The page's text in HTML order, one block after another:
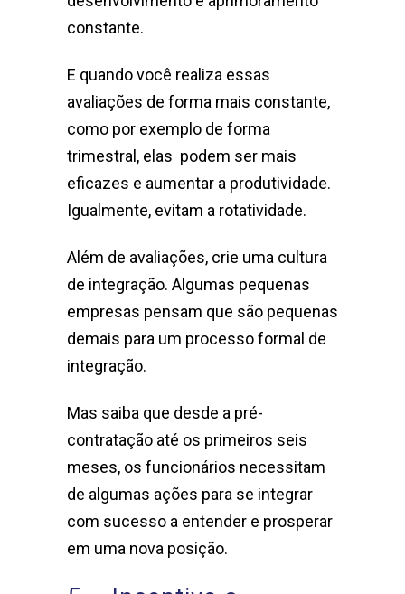
constante.
E quando você realiza essas
avaliações de forma mais constante,
como por exemplo de forma
trimestral, elas podem ser mais
eficazes e aumentar a produtividade.
Igualmente, evitam a rotatividade.
Além de avaliações, crie uma cultura
de integração. Algumas pequenas
empresas pensam que são pequenas
demais para um processo formal de
integração.
Mas saiba que desde a pré-
contratação até os primeiros seis
meses, os funcionários necessitam
de algumas ações para se integrar
com sucesso a entender e prosperar
em uma nova posição.